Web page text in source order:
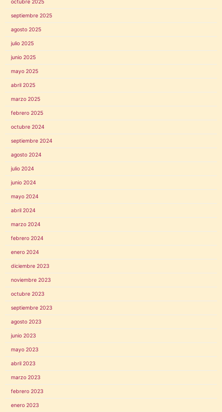
octubre 2025
septiembre 2025
agosto 2025
julio 2025
junio 2025
mayo 2025
abril 2025
marzo 2025
febrero 2025
octubre 2024
septiembre 2024
agosto 2024
julio 2024
junio 2024
mayo 2024
abril 2024
marzo 2024
febrero 2024
enero 2024
diciembre 2023
noviembre 2023
octubre 2023
septiembre 2023
agosto 2023
junio 2023
mayo 2023
abril 2023
marzo 2023
febrero 2023
enero 2023